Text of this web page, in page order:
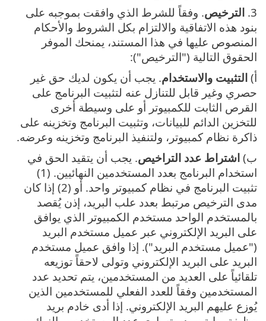
3. الترخيص. وفقاً للشرط الذي وافقت بموجبه على
بنود هذه الاتفاقية والالتزام بكل الشروط والأحكام
المنصوص عليها في هذا المستند، يمنحك الموفر
الحقوق التالية ("الترخيص"):
أ) التثبيت والاستخدام. يجب أن يكون لديك حق غير
حصري وغير قابل للتنازل عنه لتثبيت البرنامج على
القرص الثابت للكمبيوتر أو على وسيطة أخرى
للتخزين الدائم للبيانات، وتثبيت البرنامج وتخزينه على
ذاكرة نظام كمبيوتر، ولتنفيذ البرنامج وتخزينه وعرضه.
ب) اشتراط عدد التراخيص. يجب أن يتقيد الحق في
استخدام البرنامج بعدد المستخدمين النهائيين. (1)
تثبيت البرنامج في نظام كمبيوتر واحد. أو (2) إذا كان
مدى الترخيص مرتبط بعدد علب البريد، إذن يُقصد
بالمستخدم الواحد مستخدم الكمبيوتر الذي يوافق
على البريد الإلكتروني عبر عميل مستخدم البريد
("عميل مستخدم البريد"). إذا وافق عميل مستخدم
البريد على البريد الإلكتروني وتولى لاحقاً توزيعه
تلقائياً على العديد من المستخدمين، يتم تحديد عدد
المستخدمين وفقاً للعدد الفعلي للمستخدمين الذين
يُوزع عليهم البريد الإلكتروني. إذا أدى خادم بريد